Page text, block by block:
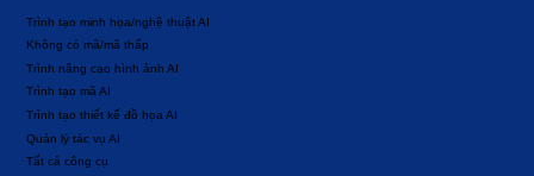
Tất cả công cụ
Quản lý tác vụ AI
Trình tạo thiết kế đồ họa AI
Không có mã/mã thấp
Trình tạo mã AI
Trình nâng cao hình ảnh AI
Trình tạo minh họa/nghệ thuật AI